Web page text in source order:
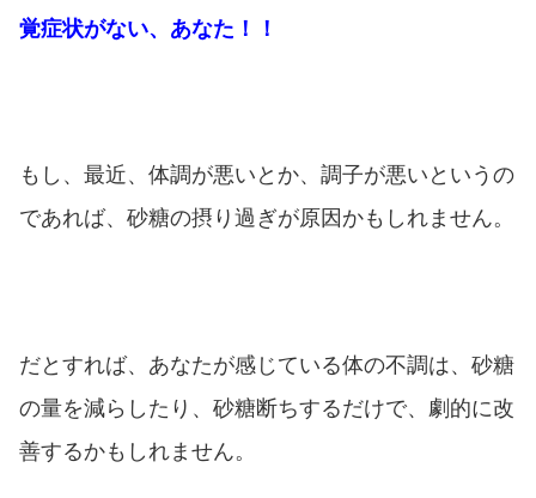
覚症状がない、あなた！！
もし、最近、体調が悪いとか、調子が悪いというの
であれば、砂糖の摂り過ぎが原因かもしれません。
だとすれば、あなたが感じている体の不調は、砂糖
の量を減らしたり、砂糖断ちするだけで、劇的に改
善するかもしれません。